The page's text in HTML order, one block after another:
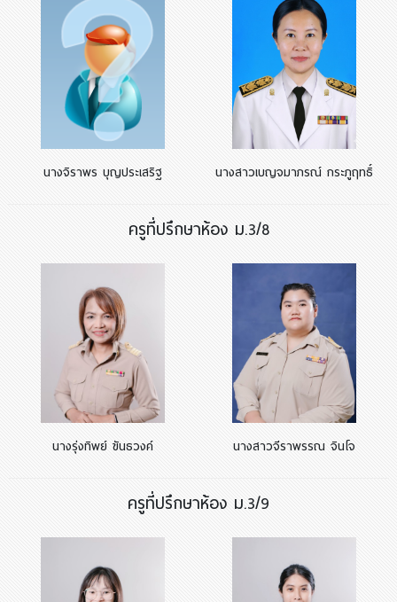
นางจิราพร บุญประเสริฐ นางสาวเบญจมาภรณ์ กระภูฤทธิ์
ครูที่ปรึกษาห้อง ม.3/8
นางรุ่งทิพย์ ขันธวงค์ นางสาวจีราพรรณ จินโจ
ครูที่ปรึกษาห้อง ม.3/9